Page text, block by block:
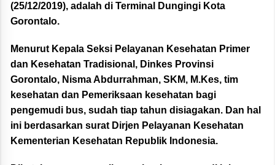
(25/12/2019), adalah di Terminal Dungingi Kota
Gorontalo.
Menurut Kepala Seksi Pelayanan Kesehatan Primer
dan Kesehatan Tradisional, Dinkes Provinsi
Gorontalo, Nisma Abdurrahman, SKM, M.Kes, tim
kesehatan dan Pemeriksaan kesehatan bagi
pengemudi bus, sudah tiap tahun disiagakan. Dan hal
ini berdasarkan surat Dirjen Pelayanan Kesehatan
Kementerian Kesehatan Republik Indonesia.